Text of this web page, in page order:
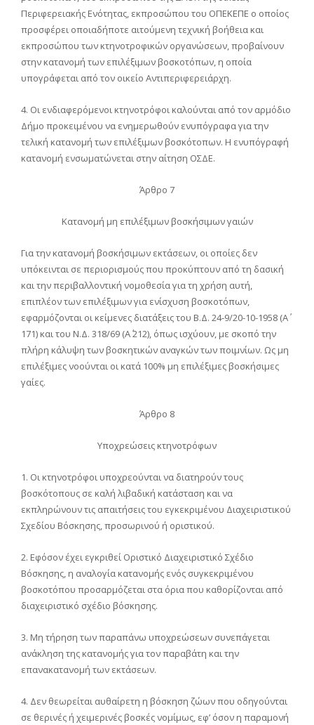
Περιφερειακής Ενότητας, εκπροσώπου του ΟΠΕΚΕΠΕ ο οποίος
προσφέρει οποιαδήποτε αιτούμενη τεχνική βοήθεια και
εκπροσώπου των κτηνοτροφικών οργανώσεων, προβαίνουν
στην κατανομή των επιλέξιμων βοσκοτόπων, η οποία
υπογράφεται από τον οικείο Αντιπεριφερειάρχη.
4. Οι ενδιαφερόμενοι κτηνοτρόφοι καλούνται από τον αρμόδιο
Δήμο προκειμένου να ενημερωθούν ενυπόγραφα για την
τελική κατανομή των επιλέξιμων βοσκότοπων. Η ενυπόγραφή
κατανομή ενσωματώνεται στην αίτηση ΟΣΔΕ.
Άρθρο 7
Κατανομή μη επιλέξιμων βοσκήσιμων γαιών
Για την κατανομή βοσκήσιμων εκτάσεων, οι οποίες δεν
υπόκεινται σε περιορισμούς που προκύπτουν από τη δασική
και την περιβαλλοντική νομοθεσία για τη χρήση αυτή,
επιπλέον των επιλέξιμων για ενίσχυση βοσκοτόπων,
εφαρμόζονται οι κείμενες διατάξεις του Β.Δ. 24-9/20-10-1958 (Α΄
171) και του Ν.Δ. 318/69 (Α΄ 212), όπως ισχύουν, με σκοπό την
πλήρη κάλυψη των βοσκητικών αναγκών των ποιμνίων. Ως μη
επιλέξιμες νοούνται οι κατά 100% μη επιλέξιμες βοσκήσιμες
γαίες.
Άρθρο 8
Υποχρεώσεις κτηνοτρόφων
1. Οι κτηνοτρόφοι υποχρεούνται να διατηρούν τους
βοσκότοπους σε καλή λιβαδική κατάσταση και να
εκπληρώνουν τις απαιτήσεις του εγκεκριμένου Διαχειριστικού
Σχεδίου Βόσκησης, προσωρινού ή οριστικού.
2. Εφόσον έχει εγκριθεί Οριστικό Διαχειριστικό Σχέδιο
Βόσκησης, η αναλογία κατανομής ενός συγκεκριμένου
βοσκοτόπου προσαρμόζεται στα όρια που καθορίζονται από
διαχειριστικό σχέδιο βόσκησης.
3. Μη τήρηση των παραπάνω υποχρεώσεων συνεπάγεται
ανάκληση της κατανομής για τον παραβάτη και την
επανακατανομή των εκτάσεων.
4. Δεν θεωρείται αυθαίρετη η βόσκηση ζώων που οδηγούνται
σε θερινές ή χειμερινές βοσκές νομίμως, εφ’ όσον η παραμονή